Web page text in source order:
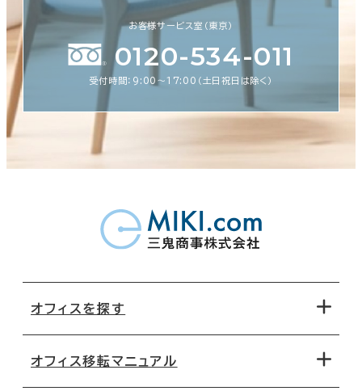
お客様サービス室（東京）
0120-534-011
受付時間：9:00〜17:00（土日祝日は除く）
オフィスを探す
オフィス移転マニュアル